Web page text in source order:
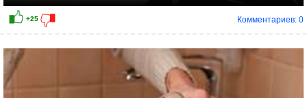
Комментариев: 0